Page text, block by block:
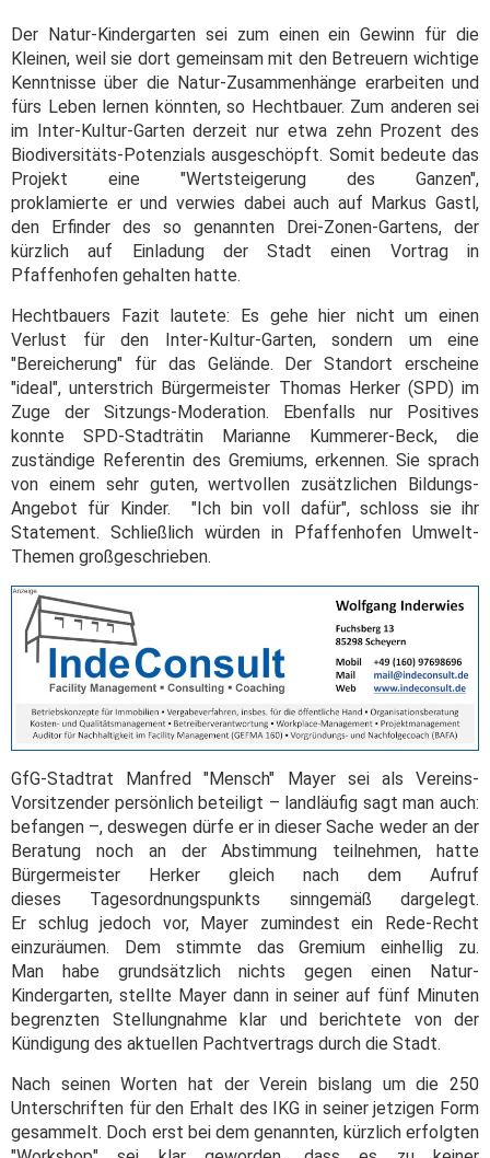
Der Natur-Kindergarten sei zum einen ein Gewinn für die
Kleinen, weil sie dort gemeinsam mit den Betreuern wichtige
Kenntnisse über die Natur-Zusammenhänge erarbeiten und
fürs Leben lernen könnten, so Hechtbauer. Zum anderen sei
im Inter-Kultur-Garten derzeit nur etwa zehn Prozent des
Biodiversitäts-Potenzials ausgeschöpft. Somit bedeute das
Projekt eine "Wertsteigerung des Ganzen",
proklamierte er und verwies dabei auch auf Markus Gastl,
den Erfinder des so genannten Drei-Zonen-Gartens, der
kürzlich auf Einladung der Stadt einen Vortrag in
Pfaffenhofen gehalten hatte.
Hechtbauers Fazit lautete: Es gehe hier nicht um einen
Verlust für den Inter-Kultur-Garten, sondern um eine
"Bereicherung" für das Gelände. Der Standort erscheine
"ideal", unterstrich Bürgermeister Thomas Herker (SPD) im
Zuge der Sitzungs-Moderation. Ebenfalls nur Positives
konnte SPD-Stadträtin Marianne Kummerer-Beck, die
zuständige Referentin des Gremiums, erkennen. Sie sprach
von einem sehr guten, wertvollen zusätzlichen Bildungs-
Angebot für Kinder. "Ich bin voll dafür", schloss sie ihr
Statement. Schließlich würden in Pfaffenhofen Umwelt-
Themen großgeschrieben.
GfG-Stadtrat Manfred "Mensch" Mayer sei als Vereins-
Vorsitzender persönlich beteiligt – landläufig sagt man auch:
befangen –, deswegen dürfe er in dieser Sache weder an der
Beratung noch an der Abstimmung teilnehmen, hatte
Bürgermeister Herker gleich nach dem Aufruf
dieses Tagesordnungspunkts sinngemäß dargelegt.
Er schlug jedoch vor, Mayer zumindest ein Rede-Recht
einzuräumen. Dem stimmte das Gremium einhellig zu.
Man habe grundsätzlich nichts gegen einen Natur-
Kindergarten, stellte Mayer dann in seiner auf fünf Minuten
begrenzten Stellungnahme klar und berichtete von der
Kündigung des aktuellen Pachtvertrags durch die Stadt.
Nach seinen Worten hat der Verein bislang um die 250
Unterschriften für den Erhalt des IKG in seiner jetzigen Form
gesammelt. Doch erst bei dem genannten, kürzlich erfolgten